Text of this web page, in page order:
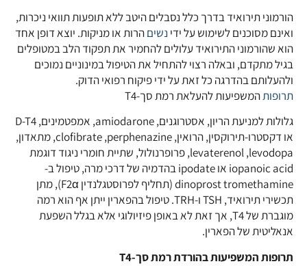
הורמוני תירואיד בדרך כלל נסבלים היטב ללא תופעות תוואי ניכרות,
ואינם מסוכנים לשימוש על ידי נשיםהרות או מניקות. יוצא דופן אחד
הוא שהורמוני התירואיד עלולים להחמיר את תפקוד הלב במטופלים
בגיל מתקדם, ובאלה רצוי להתחיל את הטיפול במינוניים נמוכים
ולהעלותם בהדרגה כל זאת על ידי פיקוח רפואי הדוק.
תרופותהמשפיעות להעלאת רמת סך-T4
גלולות למניעת הריון, אסטרוגנים, amiodarone, אמפטמינים, D-T4
או דקסטרו-תירוקסין, הרואין, clofibrate ,perphenazine, מתאדון,
levaterenol ,levodopa, פרופרנולול, שתיית חומרי ניגוד דוגמת
iopanoic acid או ipodate בהדמיה של דרכי מרה, טיפול ב-
dinoprost tromethamine (תחליף לפרוסטגלנדין F2α), מתן
תכשירי תירואיד, TSH ו-TRH. טיפול בהפארין ייתן אף הוא רמה
מוגברת של T4, אך זאת לא באופן פיזיולוגי אלא בגלל השפעת
אנאליטית של הפארין.
תרופות המשפיעות בהורדת רמת סך-T4